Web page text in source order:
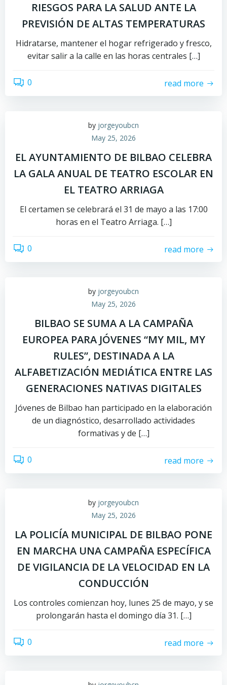
RIESGOS PARA LA SALUD ANTE LA
PREVISIÓN DE ALTAS TEMPERATURAS
Hidratarse, mantener el hogar refrigerado y fresco,
evitar salir a la calle en las horas centrales […]
0 read more
by jorgeyoubcn
May 25, 2026
EL AYUNTAMIENTO DE BILBAO CELEBRA
LA GALA ANUAL DE TEATRO ESCOLAR EN
EL TEATRO ARRIAGA
El certamen se celebrará el 31 de mayo a las 17:00
horas en el Teatro Arriaga. […]
0 read more
by jorgeyoubcn
May 25, 2026
BILBAO SE SUMA A LA CAMPAÑA
EUROPEA PARA JÓVENES “MY MIL, MY
RULES”, DESTINADA A LA
ALFABETIZACIÓN MEDIÁTICA ENTRE LAS
GENERACIONES NATIVAS DIGITALES
Jóvenes de Bilbao han participado en la elaboración
de un diagnóstico, desarrollado actividades
formativas y de […]
0 read more
by jorgeyoubcn
May 25, 2026
LA POLICÍA MUNICIPAL DE BILBAO PONE
EN MARCHA UNA CAMPAÑA ESPECÍFICA
DE VIGILANCIA DE LA VELOCIDAD EN LA
CONDUCCIÓN
Los controles comienzan hoy, lunes 25 de mayo, y se
prolongarán hasta el domingo día 31. […]
0 read more